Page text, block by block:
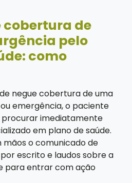
cobertura de
pelo
como
negue cobertura de uma
emergência, o paciente
procurar imediatamente
em plano de saúde.
o comunicado de
escrito e laudos sobre a
para entrar com ação